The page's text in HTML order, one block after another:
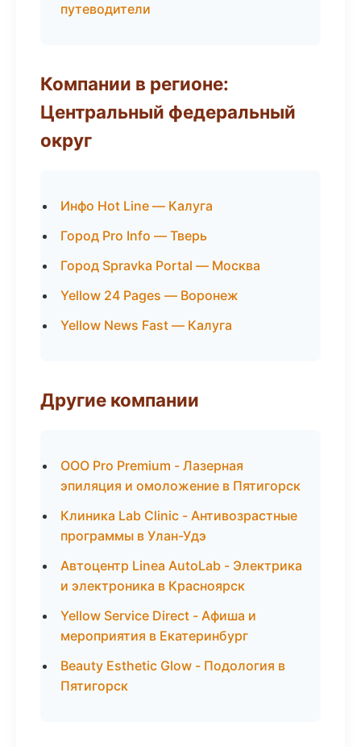
путеводители
Компании в регионе:
Центральный федеральный
округ
Инфо Hot Line — Калуга
Город Pro Info — Тверь
Город Spravka Portal — Москва
Yellow 24 Pages — Воронеж
Yellow News Fast — Калуга
Другие компании
ООО Pro Premium - Лазерная
эпиляция и омоложение в Пятигорск
Клиника Lab Clinic - Антивозрастные
программы в Улан-Удэ
Автоцентр Linea AutoLab - Электрика
и электроника в Красноярск
Yellow Service Direct - Афиша и
мероприятия в Екатеринбург
Beauty Esthetic Glow - Подология в
Пятигорск